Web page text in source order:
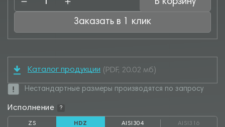
Заказать в 1 клик
Каталог продукции (PDF, 20.02 мб)
Нестандартные размеры производятся по запросу
Исполнение ?
ZS HDZ AISI304 AISI316